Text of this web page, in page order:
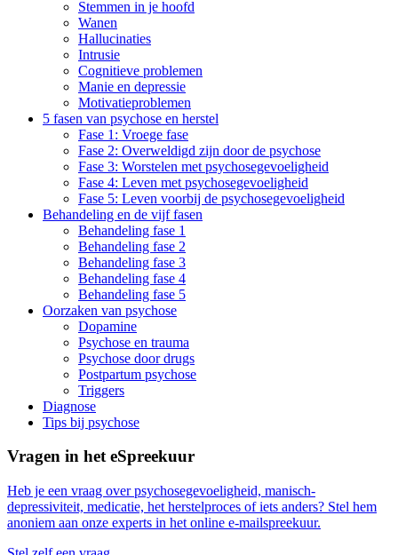
Stemmen in je hoofd
Wanen
Hallucinaties
Intrusie
Cognitieve problemen
Manie en depressie
Motivatieproblemen
5 fasen van psychose en herstel
Fase 1: Vroege fase
Fase 2: Overweldigd zijn door de psychose
Fase 3: Worstelen met psychosegevoeligheid
Fase 4: Leven met psychosegevoeligheid
Fase 5: Leven voorbij de psychosegevoeligheid
Behandeling en de vijf fasen
Behandeling fase 1
Behandeling fase 2
Behandeling fase 3
Behandeling fase 4
Behandeling fase 5
Oorzaken van psychose
Dopamine
Psychose en trauma
Psychose door drugs
Postpartum psychose
Triggers
Diagnose
Tips bij psychose
Vragen in het eSpreekuur
Heb je een vraag over psychosegevoeligheid, manisch-
depressiviteit, medicatie, het herstelproces of iets anders? Stel hem
anoniem aan onze experts in het online e-mailspreekuur.